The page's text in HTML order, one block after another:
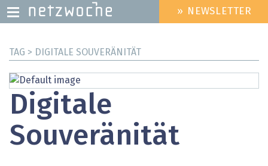
zum
HEADER
MENU
» NEWSLETTER
TAG > DIGITALE SOUVERÄNITÄT
Digitale
Souveränität